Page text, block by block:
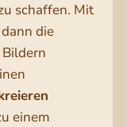
schaffen. Mit
die
einem